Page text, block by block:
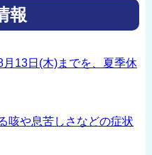
報
13日(木)までを、夏季休
咳や息苦しさなどの症状